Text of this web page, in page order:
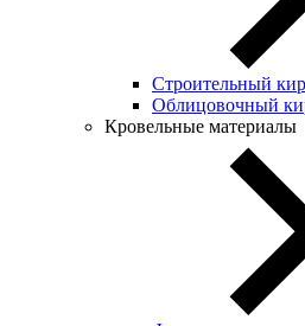
Строительный
Облицовочный
Кровельные материалы